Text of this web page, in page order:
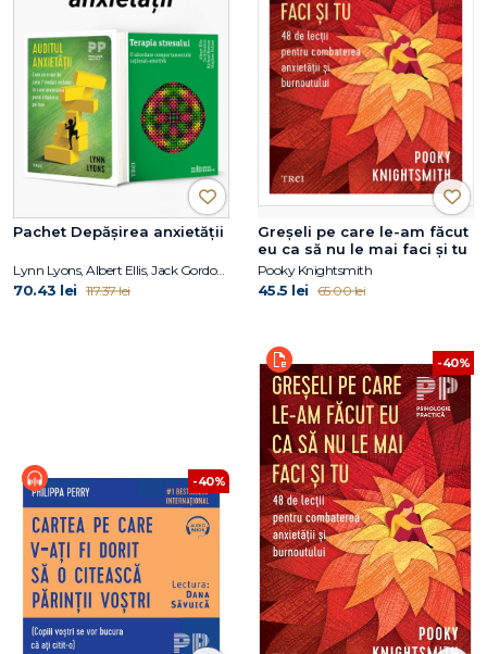
Pachet Depășirea anxietății
Lynn Lyons, Albert Ellis, Jack Gordon, Michael Neenan, Stephen Palmer
70.43 lei 117.37 lei
Greșeli pe care le-am făcut
eu ca să nu le mai faci și tu
Pooky Knightsmith
45.5 lei 65.00 lei
-40%
-40%